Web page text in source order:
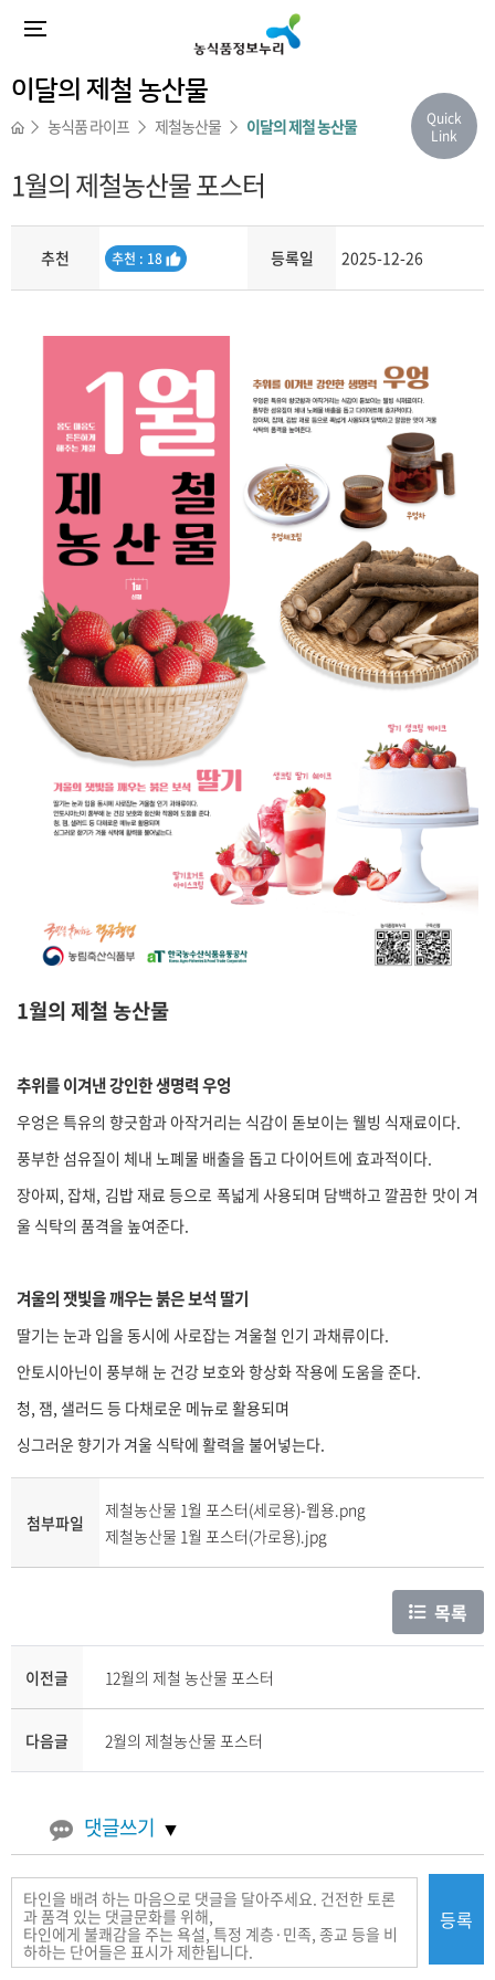
이달의 제철 농산물
농식품 라이프 제철농산물 이달의 제철 농산물
1월의 제철농산물 포스터
추천
추
추천 : 18 등록일 2025-12-26
1월의 제철 농산물
추위를 이겨낸 강인한 생명력 우엉
우엉은 특유의 향긋함과 아작거리는 식감이 돋보이는 웰빙 식재료이다.
풍부한 섬유질이 체내 노폐물 배출을 돕고 다이어트에 효과적이다.
장아찌, 잡채, 김밥 재료 등으로 폭넓게 사용되며 담백하고 깔끔한 맛이 겨
울 식탁의 품격을 높여준다.
겨울의 잿빛을 깨우는 붉은 보석 딸기
딸기는 눈과 입을 동시에 사로잡는 겨울철 인기 과채류이다.
안토시아닌이 풍부해 눈 건강 보호와 항상화 작용에 도움을 준다.
청, 잼, 샐러드 등 다채로운 메뉴로 활용되며
싱그러운 향기가 겨울 식탁에 활력을 불어넣는다.
첨부파일
제철농산물 1월 포스터(세로용)-웹용.png
제철농산물 1월 포스터(가로용).jpg
목록
이전글 12월의 제철 농산물 포스터
다음글 2월의 제철농산물 포스터
댓글쓰기
등록
Quick
Link